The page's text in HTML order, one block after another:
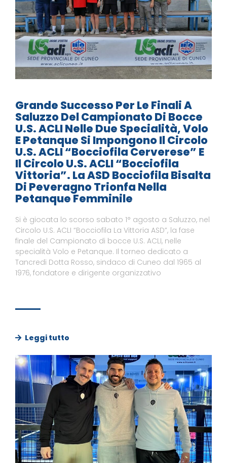
Grande Successo Per Le Finali A
Saluzzo Del Campionato Di Bocce
U.S. ACLI Nelle Due Specialità, Volo
E Petanque Si Impongono Il Circolo
U.S. ACLI “Bocciofila Cerverese” E
Il Circolo U.S. ACLI “Bocciofila
Vittoria”. La ASD Bocciofila Bisalta
Di Peveragno Trionfa Nella
Petanque Femminile
Si è giocata lo scorso sabato 1° agosto a Saluzzo, nel
Circolo U.S. ACLI “Bocciofila La Vittoria ASD”, la fase
finale del Campionato di bocce U.S. ACLI, nelle
specialità Volo e Petanque. Il torneo dedicato a
Tancredi Dotta Rosso, sindaco di Cuneo dal 1965 al
1976, fondatore e dirigente organizzativo
Leggi tutto